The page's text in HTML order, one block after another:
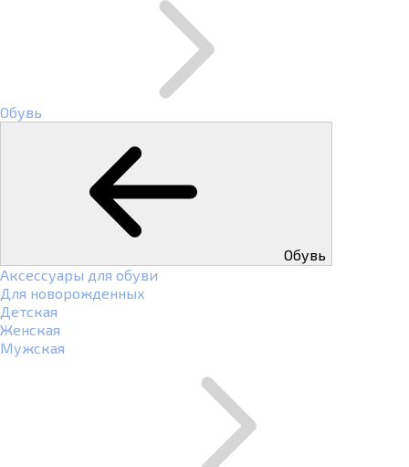
Обувь
Обувь
Аксессуары для обуви
Для новорожденных
Детская
Женская
Мужская